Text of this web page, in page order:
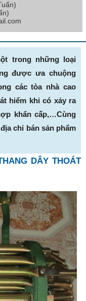
trong những loại
được ưa chuộng
các tòa nhà cao
hiểm khi có xảy ra
khẩn cấp,…Cùng
chỉ bán sản phẩm
DÂY THOÁT